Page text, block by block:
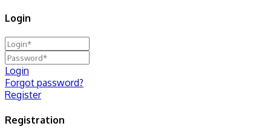
Login
Login
Forgot password?
Register
Registration